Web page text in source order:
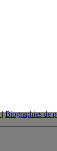
|Biographies de